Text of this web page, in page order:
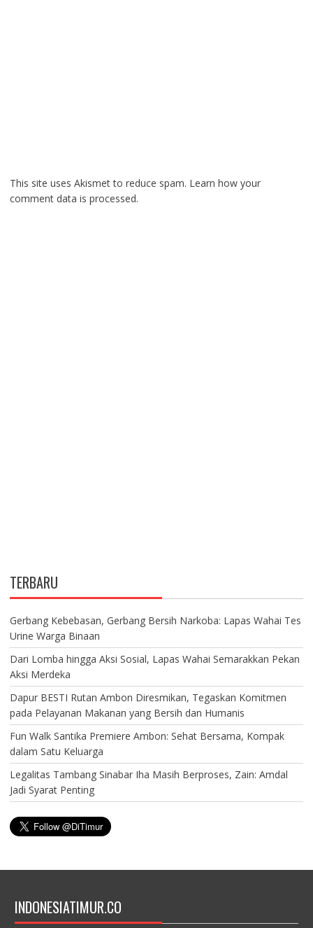
This site uses Akismet to reduce spam. Learn how your
comment data is processed.
TERBARU
Gerbang Kebebasan, Gerbang Bersih Narkoba: Lapas Wahai Tes
Urine Warga Binaan
Dari Lomba hingga Aksi Sosial, Lapas Wahai Semarakkan Pekan
Aksi Merdeka
Dapur BESTI Rutan Ambon Diresmikan, Tegaskan Komitmen
pada Pelayanan Makanan yang Bersih dan Humanis
Fun Walk Santika Premiere Ambon: Sehat Bersama, Kompak
dalam Satu Keluarga
Legalitas Tambang Sinabar Iha Masih Berproses, Zain: Amdal
Jadi Syarat Penting
INDONESIATIMUR.CO